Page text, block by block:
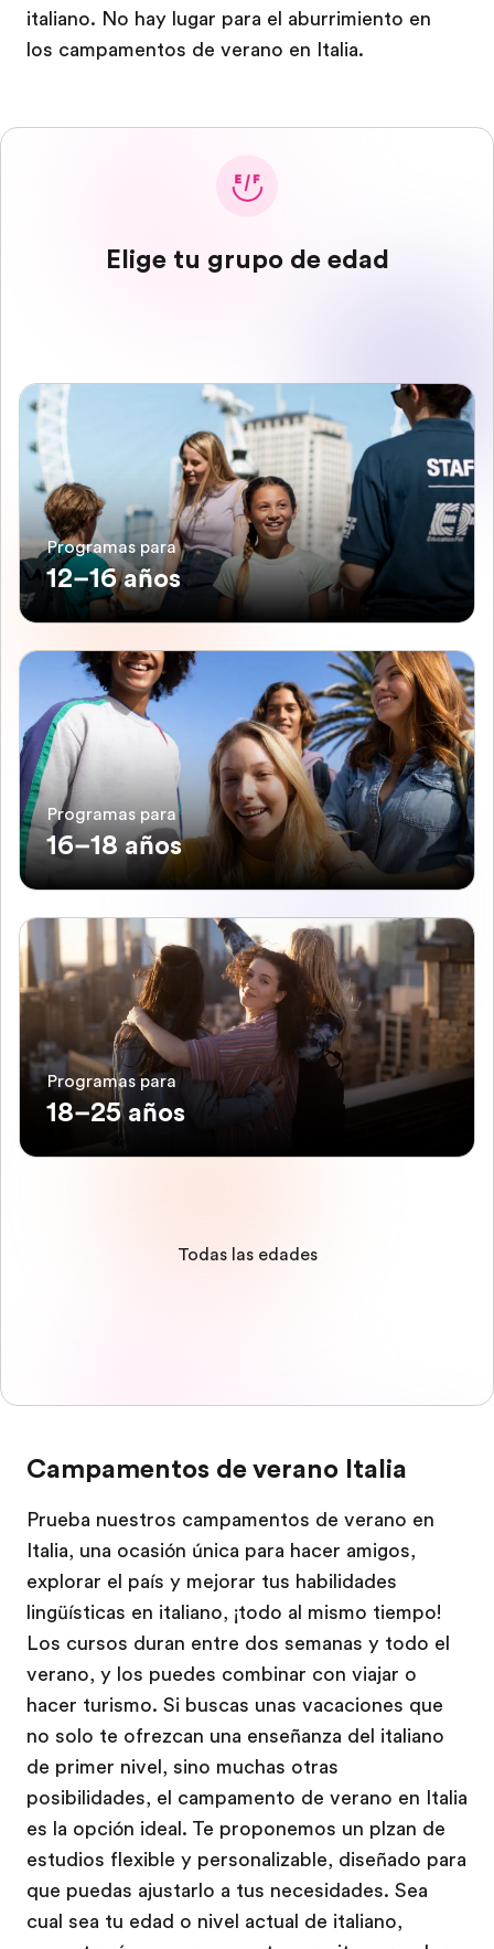
italiano. No hay lugar para el aburrimiento en
los campamentos de verano en Italia.
Elige tu grupo de edad
Programas para
12–16 años
Programas para
16–18 años
Programas para
18–25 años
Todas las edades
Campamentos de verano Italia
Prueba nuestros campamentos de verano en
Italia, una ocasión única para hacer amigos,
explorar el país y mejorar tus habilidades
lingüísticas en italiano, ¡todo al mismo tiempo!
Los cursos duran entre dos semanas y todo el
verano, y los puedes combinar con viajar o
hacer turismo. Si buscas unas vacaciones que
no solo te ofrezcan una enseñanza del italiano
de primer nivel, sino muchas otras
posibilidades, el campamento de verano en Italia
es la opción ideal. Te proponemos un plzan de
estudios flexible y personalizable, diseñado para
que puedas ajustarlo a tus necesidades. Sea
cual sea tu edad o nivel actual de italiano,